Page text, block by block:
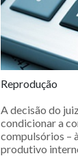
Reprodução
A decisão do
condicionar a
compulsórios –
produtivo